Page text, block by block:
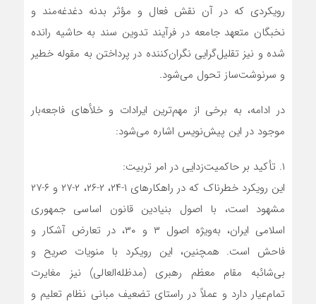
رویکردی که در آن نقش فعال و مؤثر بدنه دغدغه‌مند و
نخبگان متعهد جامعه در فرآیند تدوین سند به حاشیه رانده
شده و نیز تقلیل‌گرایی نگران‌کننده در پرداختن به مقوله خطیر
و سرنوشت‌ساز تحول می‌شود.
در ادامه، به برخی از مهم‌ترین ایرادات و خلأهای فاجعه‌بار
موجود در این پیش‌نویس اشاره می‌شود:
۱. تأکید بر حاکمیت‌زدایی در امر تربیت:
این رویکرد خطرناک که در راهکارهای ۱-۲۴، ۲-۲۶، ۲-۲۷ و ۶-۲۷
مشهود است، با اصول بنیادین قانون اساسی جمهوری
اسلامی ایران، به‌ویژه اصول ۳ و ۳۰، در تعارض آشکار و
فاحش است. همچنین، این رویکرد با منویات صریح و
بی‌شائبه مقام معظم رهبری (مدظله‌العالی) نیز مغایرت
تمام‌عیار دارد و عملاً در راستای تضعیف مبانی نظام تعلیم و